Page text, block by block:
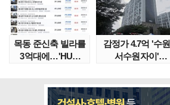
목동 준신축 빌라를
3억대에…'HUG
감정가 4.7억 '수원
서수원자이'